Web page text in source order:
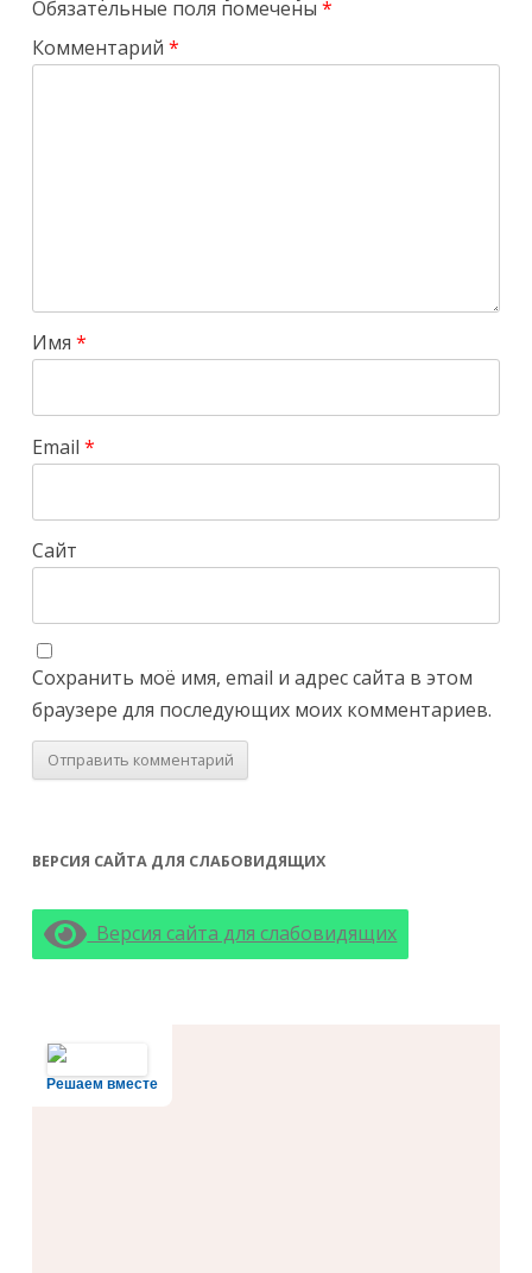
Обязательные поля помечены*
Комментарий*
Имя*
Email*
Сайт
Сохранить моё имя, email и адрес сайта в этом
браузере для последующих моих комментариев.
ВЕРСИЯ САЙТА ДЛЯ СЛАБОВИДЯЩИХ
Версия сайта для слабовидящих
Решаем вместе